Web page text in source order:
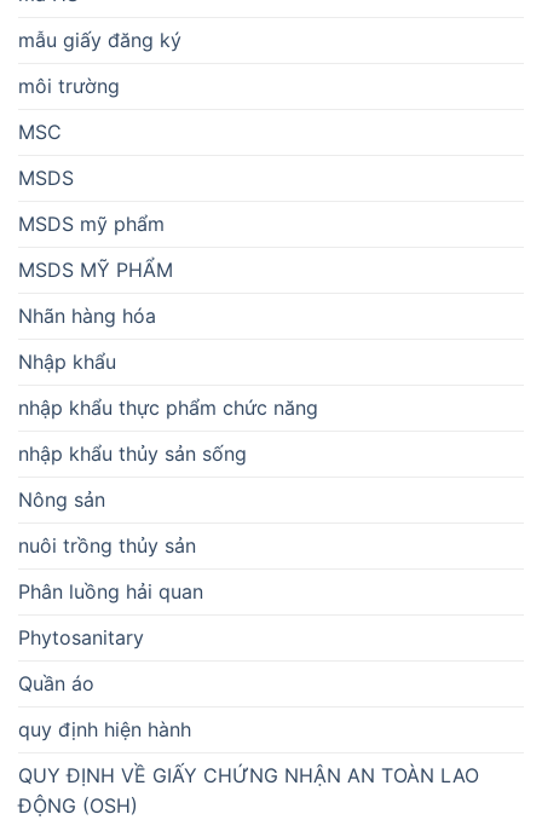
mẫu giấy đăng ký
môi trường
MSC
MSDS
MSDS mỹ phẩm
MSDS MỸ PHẨM
Nhãn hàng hóa
Nhập khẩu
nhập khẩu thực phẩm chức năng
nhập khẩu thủy sản sống
Nông sản
nuôi trồng thủy sản
Phân luồng hải quan
Phytosanitary
Quần áo
quy định hiện hành
QUY ĐỊNH VỀ GIẤY CHỨNG NHẬN AN TOÀN LAO
ĐỘNG (OSH)